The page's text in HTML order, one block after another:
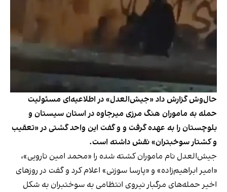
حال‌وش گزارش داد «جیش‌العدل» در اطلاعیه‌ای مسئولیت
حمله به ماموران هنگ مرزی میرجاوه در استان سیستان و
بلوچستان را به عهده گرفت و و گفت این واحد گشتی در «تعقیب
و کشتار سوخبتران» نقش داشته است.
جیش‌العدل نام ماموران کشته‌ شده را «محمد امین نارویی»،
«امیر ابراهیم‌زاده» و «پارسا سوزنی» اعلام کرد و گفت در روزهای
اخیر حمله‌های مرگبار نیروی انتظامی به سوختبران به شکل